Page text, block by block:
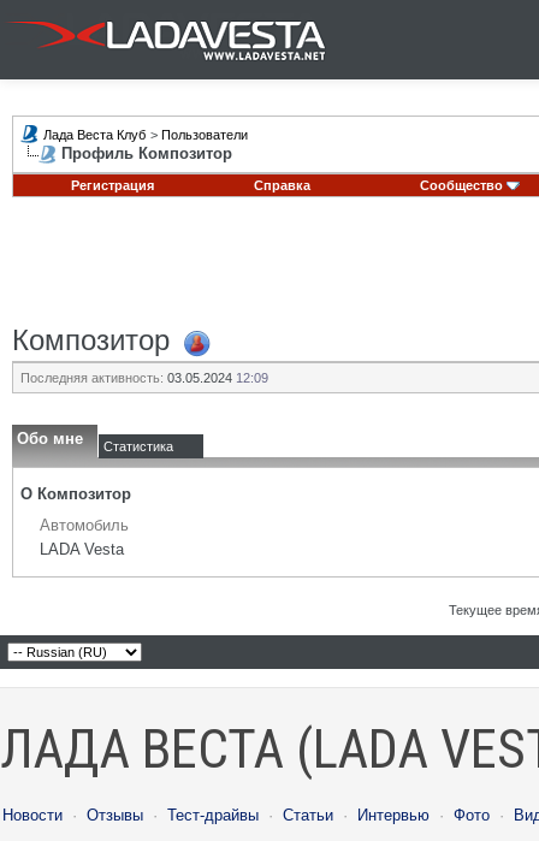
Лада Веста Клуб > Пользователи
Профиль Композитор
Регистрация Справка Сообщество
Композитор
Последняя активность: 03.05.2024 12:09
Обо мне Статистика
О Композитор
Автомобиль
LADA Vesta
Текущее
ЛАДА ВЕСТА (LADA
Новости · Отзывы · Тест-драйвы · Статьи · Интервью · Фото ·